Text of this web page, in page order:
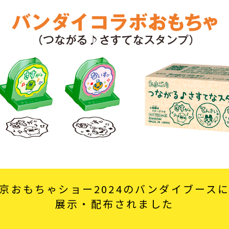
おもちゃショー2024のバンダイブース
展示・配布されました